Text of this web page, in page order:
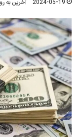
2024-05-19 آخرین به روز